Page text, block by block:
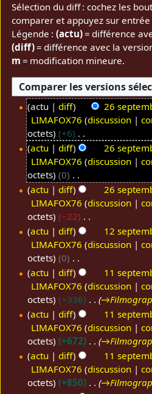
Sélection du diff : cochez les
comparer et appuyez sur
Légende :(actu)= différence
(diff)= différence avec la
m = modification mineure.
b
actu diff
26
LIMAFOX76 discussion
octets
+6
A
u
c
u
n
r
é
s
u
m
é
s
m
o
d
f
actu diff
26
LIMAFOX76 discussion
octets
0
A
u
c
u
n
r
é
s
u
m
é
s
m
o
actu diff
26
LIMAFOX76 discussion
octets
−22
A
u
c
u
n
r
é
s
u
m
é
b
actu diff
12
LIMAFOX76 discussion
octets
0
A
u
c
u
n
r
é
s
u
actu diff
11
LIMAFOX76 discussion
octets
+336 →
actu
diff
11
LIMAFOX76 discussion
octets
+672 →
actu
diff
11
LIMAFOX76 discussion
octets
+850 →